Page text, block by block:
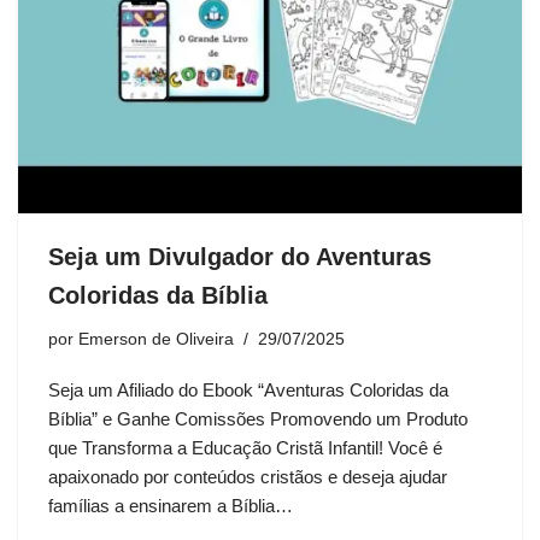
Seja um Divulgador do Aventuras
Coloridas da Bíblia
por Emerson de Oliveira 29/07/2025
Seja um Afiliado do Ebook “Aventuras Coloridas da
Bíblia” e Ganhe Comissões Promovendo um Produto
que Transforma a Educação Cristã Infantil! Você é
apaixonado por conteúdos cristãos e deseja ajudar
famílias a ensinarem a Bíblia…